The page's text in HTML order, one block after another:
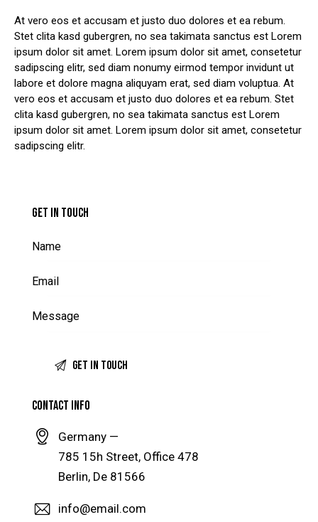
At vero eos et accusam et justo duo dolores et ea rebum.
Stet clita kasd gubergren, no sea takimata sanctus est Lorem
ipsum dolor sit amet. Lorem ipsum dolor sit amet, consetetur
sadipscing elitr, sed diam nonumy eirmod tempor invidunt ut
labore et dolore magna aliquyam erat, sed diam voluptua. At
vero eos et accusam et justo duo dolores et ea rebum. Stet
clita kasd gubergren, no sea takimata sanctus est Lorem
ipsum dolor sit amet. Lorem ipsum dolor sit amet, consetetur
sadipscing elitr.
GET IN TOUCH
CONTACT INFO
Germany —
785 15h Street, Office 478
Berlin, De 81566
info@email.com